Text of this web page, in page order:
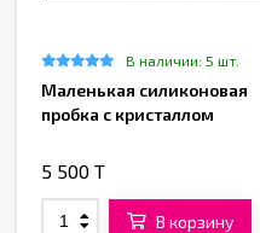
В наличии: 5 шт.
Маленькая силиконовая
пробка с кристаллом
5 500 T
В корзину